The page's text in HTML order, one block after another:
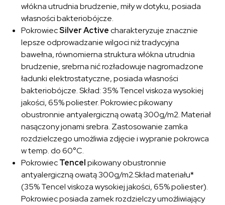
włókna utrudnia brudzenie, miły w dotyku, posiada
własności bakteriobójcze.
PokrowiecSilver Activecharakteryzuje znacznie
lepsze odprowadzanie wilgoci niż tradycyjna
bawełna, równomierna struktura włókna utrudnia
brudzenie, srebrna nić rozładowuje nagromadzone
ładunki elektrostatyczne, posiada własności
bakteriobójcze. Skład: 35% Tencel viskoza wysokiej
jakości, 65% poliester. Pokrowiec pikowany
obustronnie antyalergiczną owatą 300g/m2. Materiał
nasączony jonami srebra. Zastosowanie zamka
rozdzielczego umożliwia zdjęcie i wypranie pokrowca
w temp. do 60°C.
PokrowiecTencelpikowany obustronnie
antyalergiczną owatą 300g/m2.Skład materiału*
(35% Tencel viskoza wysokiej jakości, 65% poliester).
Pokrowiec posiada zamek rozdzielczy umożliwiający